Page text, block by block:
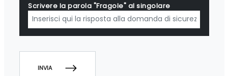
Scrivere la parola "Fragole" al singolare
INVIA